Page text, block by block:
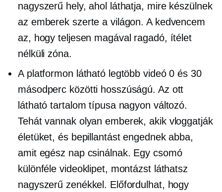
nagyszerű hely, ahol láthatja, mire készülnek
az emberek szerte a világon. A kedvencem
az, hogy teljesen magával ragadó, ítélet
nélküli zóna.
A platformon látható legtöbb videó 0 és 30
másodperc közötti hosszúságú. Az ott
látható tartalom típusa nagyon változó.
Tehát vannak olyan emberek, akik vloggatják
életüket, és bepillantást engednek abba,
amit egész nap csinálnak. Egy csomó
különféle videoklipet, montázst láthatsz
nagyszerű zenékkel. Előfordulhat, hogy